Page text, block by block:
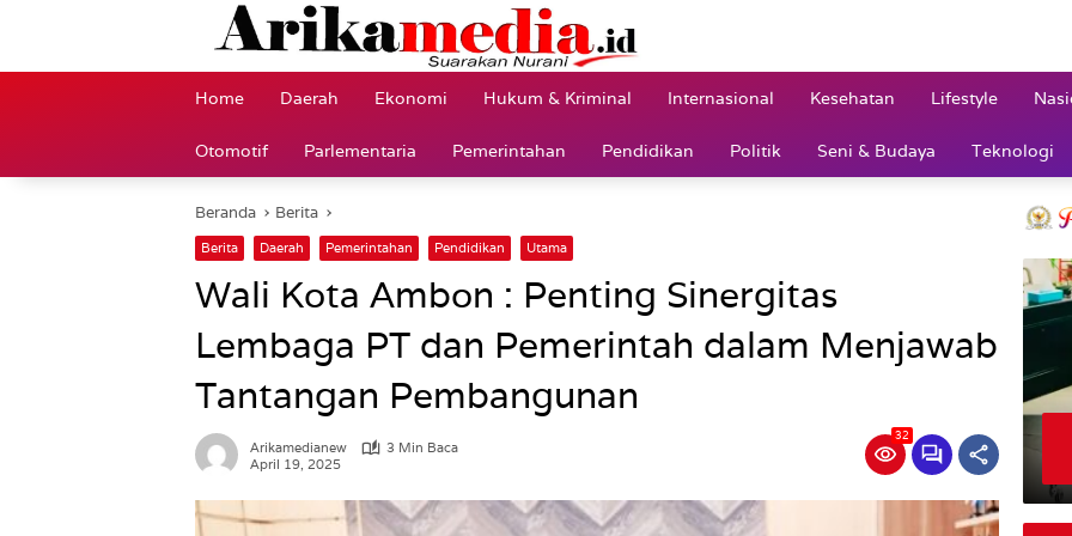
Home Daerah Ekonomi Hukum & Kriminal Internasional Kesehatan Lifestyle
Otomotif Parlementaria Pemerintahan Pendidikan Politik Seni & Budaya Teknologi
Beranda Berita
Berita Daerah Pemerintahan Pendidikan Utama
Wali Kota Ambon : Penting Sinergitas
Lembaga PT dan Pemerintah dalam Menjawab
Tantangan Pembangunan
Arikamedianew
3 Min Baca
April 19, 2025
32